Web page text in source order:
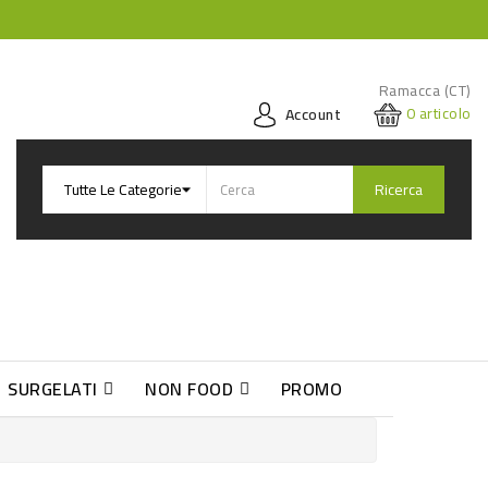
Ramacca (CT)
Account
0articolo
Ricerca
SURGELATI NON FOOD PROMO